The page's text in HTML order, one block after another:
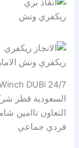
ريكفري ونش
ريكفري ونش
السعودية قطر
التعاون تاامين
فردي جماعي